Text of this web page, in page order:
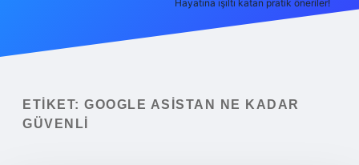
Yasal Uyarı
Hayatına ışıltı katan pratik öneriler!
ETIKET: GOOGLE ASISTAN NE KADAR
GÜVENLI